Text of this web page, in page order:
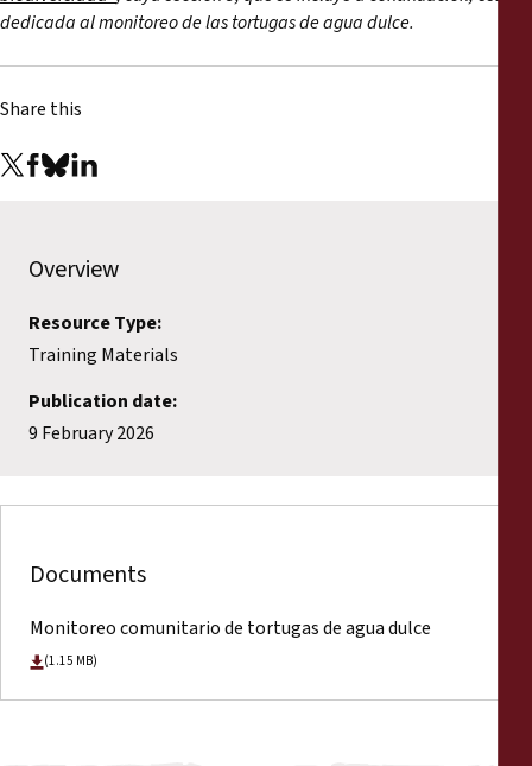
dedicada al monitoreo de las tortugas de agua dulce.
Share this
Overview
Resource Type:
Training Materials
Publication date:
9 February 2026
Documents
Monitoreo comunitario de tortugas de agua dulce
(1.15 MB)